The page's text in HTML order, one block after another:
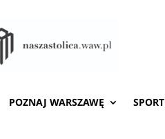
POZNAJ WARSZAWĘ